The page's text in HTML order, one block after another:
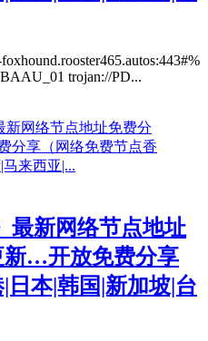
trojan://PD...
最新网络节点地址
…开放免费分享
日本|韩国|新加坡|台